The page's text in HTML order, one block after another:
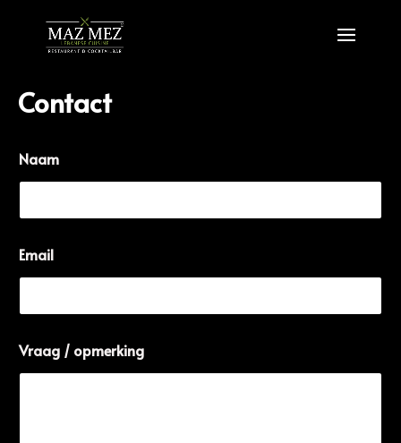
Contact
Naam
Email
Vraag / opmerking